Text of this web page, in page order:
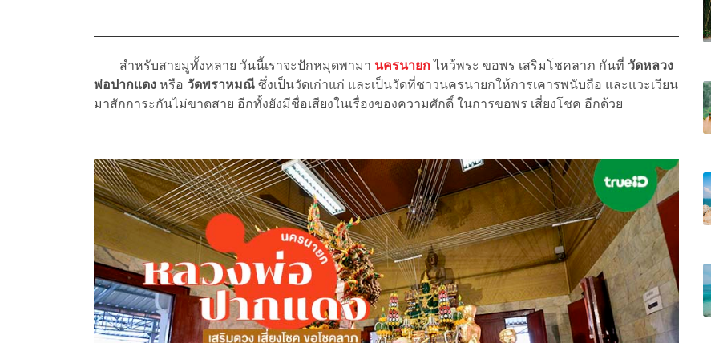
สำหรับสายมูทั้งหลาย วันนี้เราจะปักหมุดพามา นครนายกไหว้พระ ขอพร เสริมโชคลาภ กันที่ วัดหลวง
พ่อปากแดง หรือ วัดพราหมณี ซึ่งเป็นวัดเก่าแก่ และเป็นวัดที่ชาวนครนายกให้การเคารพนับถือ และแวะเวียน
มาสักการะกันไม่ขาดสาย อีกทั้งยังมีชื่อเสียงในเรื่องของความศักดิ์ ในการขอพร เสี่ยงโชค อีกด้วย